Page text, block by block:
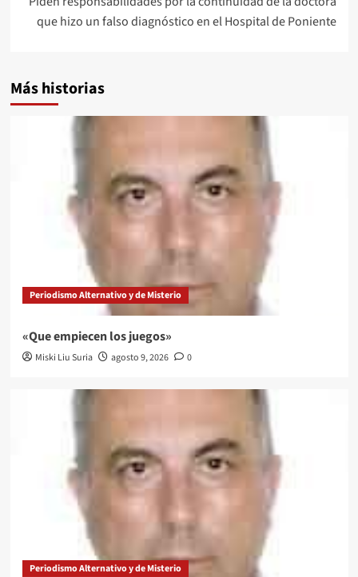
que hizo un falso diagnóstico en el Hospital de Poniente
Más historias
Periodismo Alternativo y de Misterio
«Que empiecen los juegos»
Miski Liu Suria agosto 9, 2026 0
Periodismo Alternativo y de Misterio